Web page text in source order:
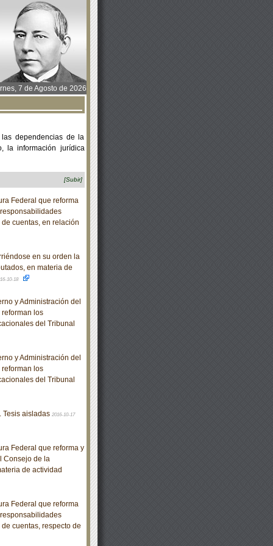
7 de Agosto de 2026
dependencias de la
la información jurídica
[Subir]
Federal que reforma
cuentas, en relación
en su orden la
en materia de
10-18
y Administración del
los
del Tribunal
y Administración del
los
del Tribunal
Tesis aisladas 2016-10-17
Federal que reforma y
Consejo de la
de actividad
Federal que reforma
cuentas, respecto de